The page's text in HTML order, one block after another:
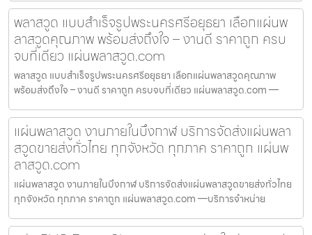
พลาสวูด แบบสำเร็จรูปพระนครศรีอยุธยา เลือกแผ่นพ
ลาสวูดคุณภาพ พร้อมส่งถึงใจ – งานดี ราคาถูก ครบ
จบที่เดียว แผ่นพลาสวูด.com
พลาสวูด แบบสำเร็จรูปพระนครศรีอยุธยา เลือกแผ่นพลาสวูดคุณภาพ
พร้อมส่งถึงใจ – งานดี ราคาถูก ครบจบที่เดียว แผ่นพลาสวูด.com —
แผ่นพลาสวูด งานภายในบึงกาฬ บริการจัดส่งแผ่นพลา
สวูดขายส่งทั่วไทย ทุกจังหวัด ทุกภาค ราคาถูก แผ่นพ
ลาสวูด.com
แผ่นพลาสวูด งานภายในบึงกาฬ บริการจัดส่งแผ่นพลาสวูดขายส่งทั่วไทย
ทุกจังหวัด ทุกภาค ราคาถูก แผ่นพลาสวูด.com —บริการจำหน่าย